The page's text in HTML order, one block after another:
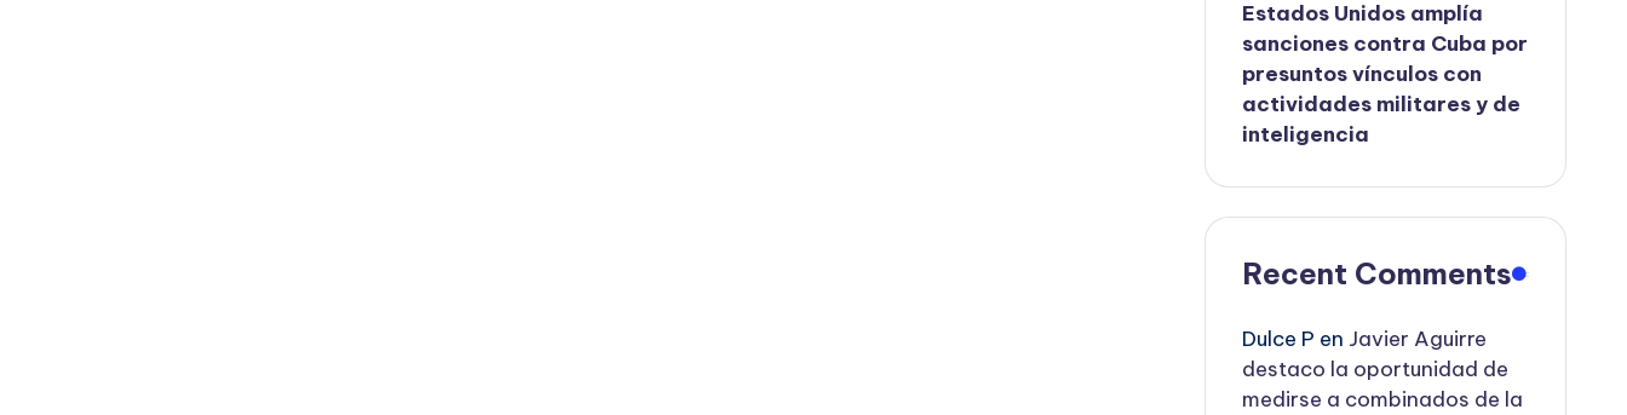
Estados Unidos amplía
sanciones contra Cuba por
presuntos vínculos con
actividades militares y de
inteligencia
Recent Comments
Dulce P en Javier Aguirre
destaco la oportunidad de
medirse a combinados de la